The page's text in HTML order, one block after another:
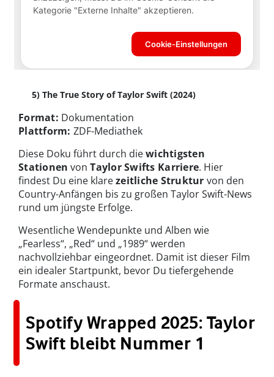
5) The True Story of Taylor Swift (2024)
Format: Dokumentation
Plattform: ZDF-Mediathek
Diese Doku führt durch diewichtigsten
Stationen vonTaylor Swifts Karriere. Hier
findest Du eine klarezeitliche Struktur von den
Country-Anfängen bis zu großen Taylor Swift-News
rund um jüngste Erfolge.
Wesentliche Wendepunkte und Alben wie
„Fearless“, „Red“ und „1989“ werden
nachvollziehbar eingeordnet. Damit ist dieser Film
ein idealer Startpunkt, bevor Du tiefergehende
Formate anschaust.
Spotify Wrapped 2025: Taylor
Swift bleibt Nummer 1